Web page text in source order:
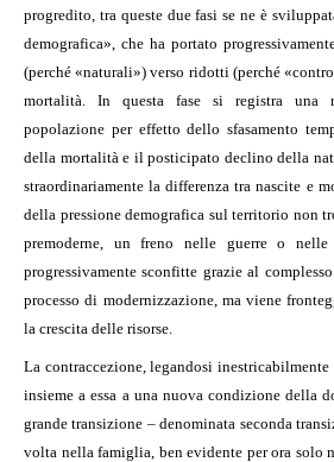
progredito, tra queste due fasi se ne è
demografica», che ha portato
(perché «naturali») verso ridotti (perché
mortalità. In questa fase si registra una
popolazione per effetto dello sfasamento
della mortalità e il posticipato declino della
straordinariamente la differenza tra nascite e
della pressione demografica sul territorio non
premoderne, un freno nelle guerre o
progressivamente sconfitte grazie al
processo di modernizzazione, ma viene
la crescita delle risorse.
La contraccezione, legandosi
insieme a essa a una nuova condizione della
grande transizione – denominata seconda
volta nella famiglia, ben evidente per ora solo